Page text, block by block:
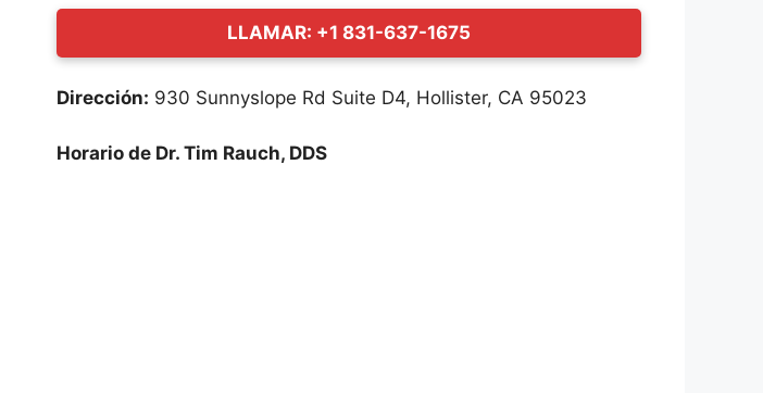
LLAMAR: +1 831-637-1675
Dirección: 930 Sunnyslope Rd Suite D4, Hollister, CA 95023
Horario de Dr. Tim Rauch, DDS